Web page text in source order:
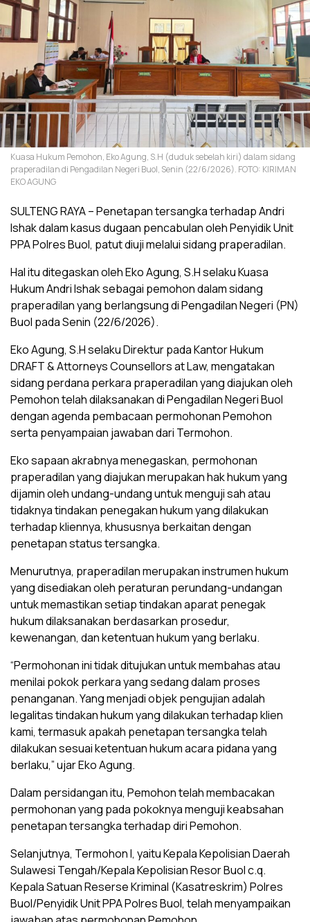
Kuasa Hukum Pemohon, Eko Agung, S.H (duduk sebelah kiri) dalam sidang
praperadilan di Pengadilan Negeri Buol, Senin (22/6/2026). FOTO: KIRIMAN
EKO AGUNG
SULTENG RAYA – Penetapan tersangka terhadap Andri
Ishak dalam kasus dugaan pencabulan oleh Penyidik Unit
PPA Polres Buol, patut diuji melalui sidang praperadilan.
Hal itu ditegaskan oleh Eko Agung, S.H selaku Kuasa
Hukum Andri Ishak sebagai pemohon dalam sidang
praperadilan yang berlangsung di Pengadilan Negeri (PN)
Buol pada Senin (22/6/2026).
Eko Agung, S.H selaku Direktur pada Kantor Hukum
DRAFT & Attorneys Counsellors at Law, mengatakan
sidang perdana perkara praperadilan yang diajukan oleh
Pemohon telah dilaksanakan di Pengadilan Negeri Buol
dengan agenda pembacaan permohonan Pemohon
serta penyampaian jawaban dari Termohon.
Eko sapaan akrabnya menegaskan, permohonan
praperadilan yang diajukan merupakan hak hukum yang
dijamin oleh undang-undang untuk menguji sah atau
tidaknya tindakan penegakan hukum yang dilakukan
terhadap kliennya, khususnya berkaitan dengan
penetapan status tersangka.
Menurutnya, praperadilan merupakan instrumen hukum
yang disediakan oleh peraturan perundang-undangan
untuk memastikan setiap tindakan aparat penegak
hukum dilaksanakan berdasarkan prosedur,
kewenangan, dan ketentuan hukum yang berlaku.
“Permohonan ini tidak ditujukan untuk membahas atau
menilai pokok perkara yang sedang dalam proses
penanganan. Yang menjadi objek pengujian adalah
legalitas tindakan hukum yang dilakukan terhadap klien
kami, termasuk apakah penetapan tersangka telah
dilakukan sesuai ketentuan hukum acara pidana yang
berlaku,” ujar Eko Agung.
Dalam persidangan itu, Pemohon telah membacakan
permohonan yang pada pokoknya menguji keabsahan
penetapan tersangka terhadap diri Pemohon.
Selanjutnya, Termohon I, yaitu Kepala Kepolisian Daerah
Sulawesi Tengah/Kepala Kepolisian Resor Buol c.q.
Kepala Satuan Reserse Kriminal (Kasatreskrim) Polres
Buol/Penyidik Unit PPA Polres Buol, telah menyampaikan